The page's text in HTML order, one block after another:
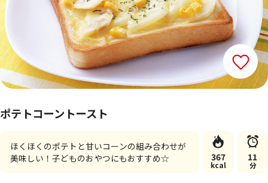
ポテトコーントースト
ほくほくのポテトと甘いコーンの組み合わせが
美味しい！子どものおやつにもおすすめ☆
367
kcal
11
分